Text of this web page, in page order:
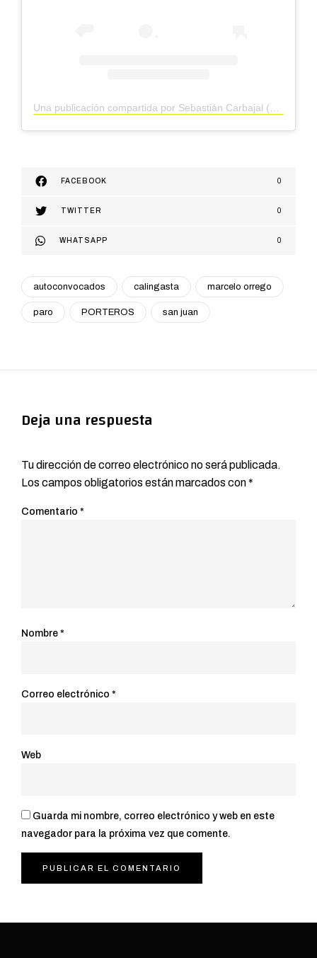
Una publicación compartida por Sebastián Carbajal (@sebastiancarbajalok)
FACEBOOK 0
TWITTER 0
WHATSAPP 0
autoconvocados calingasta marcelo orrego
paro PORTEROS san juan
Deja una respuesta
Tu dirección de correo electrónico no será publicada.
Los campos obligatorios están marcados con*
Comentario *
Nombre *
Correo electrónico *
Web
Guarda mi nombre, correo electrónico y web en este
navegador para la próxima vez que comente.